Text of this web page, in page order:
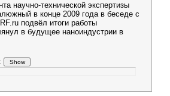
научно-технической экспертизы
в конце 2009 года в беседе с
подвёл итоги работы
в будущее наноиндустрии в
: